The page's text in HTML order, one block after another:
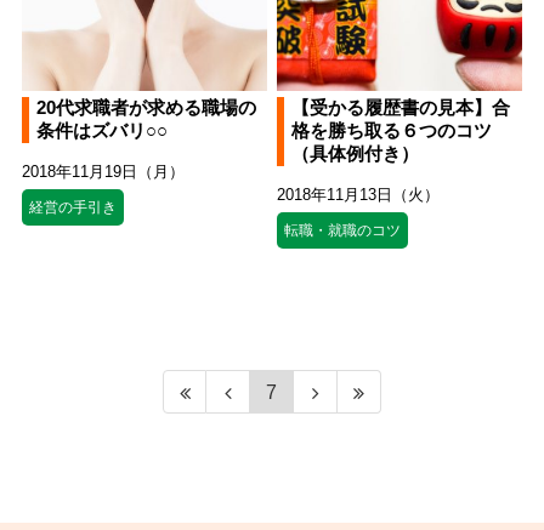
20代求職者が求める職場の
条件はズバリ○○
2018年11月19日（月）
経営の手引き
【受かる履歴書の見本】合
格を勝ち取る６つのコツ
（具体例付き）
2018年11月13日（火）
転職・就職のコツ
7